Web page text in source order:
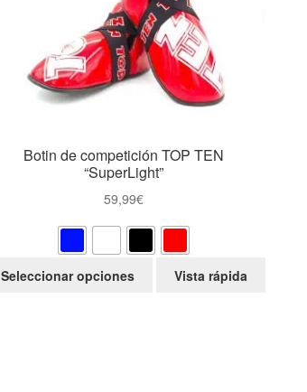
Botin de competición TOP TEN
“SuperLight”
59,99€
Seleccionar opciones
Este
producto
Vista rápida